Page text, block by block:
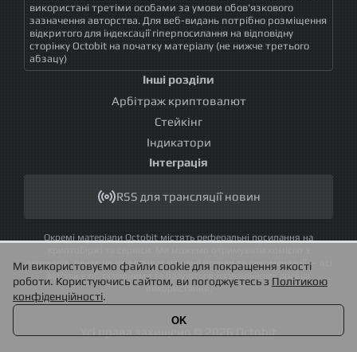
використані третіми особами за умови обов'язкового
зазначення авторства. Для веб-видань потрібно розміщення
відкритого для індексації гіперпосилання на відповідну
сторінку Octobit на початку матеріалу (не нижче третього
абзацу)
Інші розділи
Арбітраж криптовалют
Стейкінг
Індикатори
Інтеграція
RSS для трансляції новин
Окремі матеріали Octobit містять реферальні посилання на
переходів, однак це не впливає на наші огляди та рекомендації — всі
відгуки є об'єктивними та базуються на реальному досвіді
використання.
Ми використовуємо файли cookie для покращення якості
роботи. Користуючись сайтом, ви погоджуєтесь з Політикою
конфіденційності.
OK